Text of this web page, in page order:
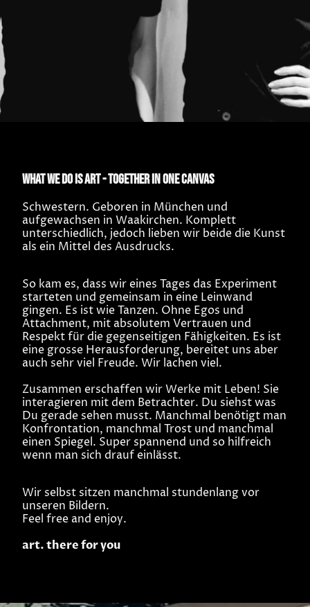
What we do is art - together in one canvas
Schwestern. Geboren in München und
aufgewachsen in Waakirchen. Komplett
unterschiedlich, jedoch lieben wir beide die Kunst
als ein Mittel des Ausdrucks.
So kam es, dass wir eines Tages das Experiment
starteten und gemeinsam in eine Leinwand
gingen. Es ist wie Tanzen. Ohne Egos und
Attachment, mit absolutem Vertrauen und
Respekt für die gegenseitigen Fähigkeiten. Es ist
eine grosse Herausforderung, bereitet uns aber
auch sehr viel Freude. Wir lachen viel.
Zusammen erschaffen wir Werke mit Leben! Sie
interagieren mit dem Betrachter. Du siehst was
Du gerade sehen musst. Manchmal benötigt man
Konfrontation, manchmal Trost und manchmal
einen Spiegel. Super spannend und so hilfreich
wenn man sich drauf einlässt.
Wir selbst sitzen manchmal stundenlang vor
unseren Bildern.
Feel free and enjoy.
art. there for you